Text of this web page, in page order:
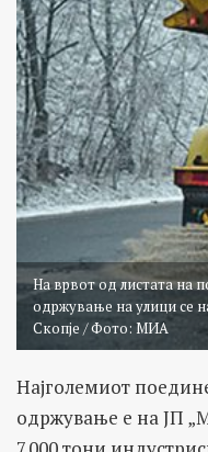
На врвот од листата на
одржување на улици се
Скопје / Фото: МИА
Најголемиот
одржување е на ЈП